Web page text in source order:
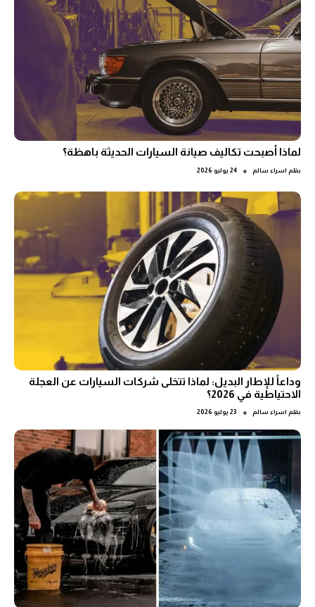
لماذا أصبحت تكاليف صيانة السيارات الحديثة باهظة؟
بقلم اسراء سالم ● 24 يوليو 2026
وداعاً للإطار البديل: لماذا تتخلى شركات السيارات عن العجلة
الاحتياطية في 2026؟
بقلم اسراء سالم ● 23 يوليو 2026